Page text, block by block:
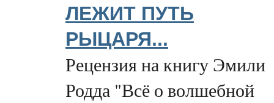
ЛЕЖИТ ПУТЬ
РЫЦАРЯ...
Рецензия на книгу Эмили
Родда "Всё о волшебной